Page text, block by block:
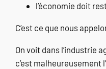
l’économie doit
C’est ce que nous
On voit dans l’industrie
c’est malheureusement